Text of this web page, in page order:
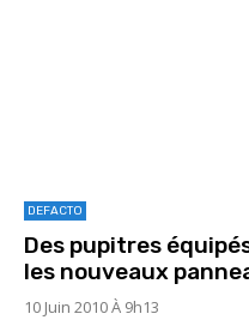
DEFACTO
Des pupitres
les nouveaux
10 Juin 2010 À 9h13